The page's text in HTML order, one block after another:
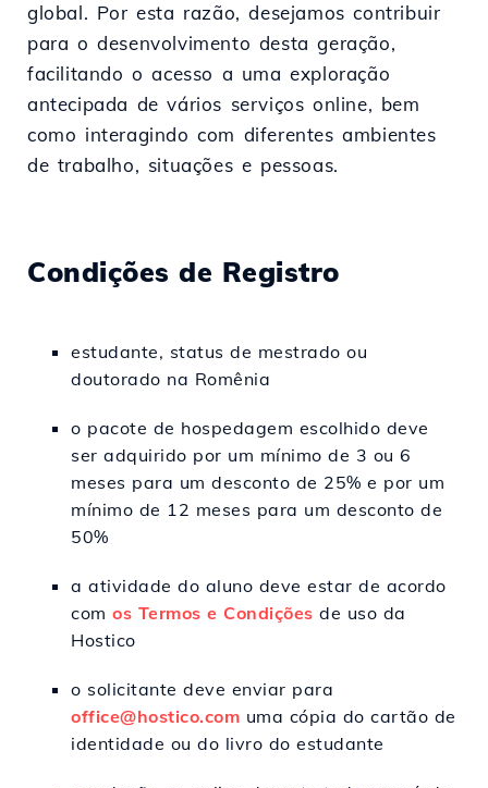
global. Por esta razão, desejamos contribuir
para o desenvolvimento desta geração,
facilitando o acesso a uma exploração
antecipada de vários serviços online, bem
como interagindo com diferentes ambientes
de trabalho, situações e pessoas.
Condições de Registro
estudante, status de mestrado ou
doutorado na Romênia
o pacote de hospedagem escolhido deve
ser adquirido por um mínimo de 3 ou 6
meses para um desconto de 25% e por um
mínimo de 12 meses para um desconto de
50%
a atividade do aluno deve estar de acordo
com os Termos e Condições de uso da
Hostico
o solicitante deve enviar para
office@hostico.com uma cópia do cartão de
identidade ou do livro do estudante